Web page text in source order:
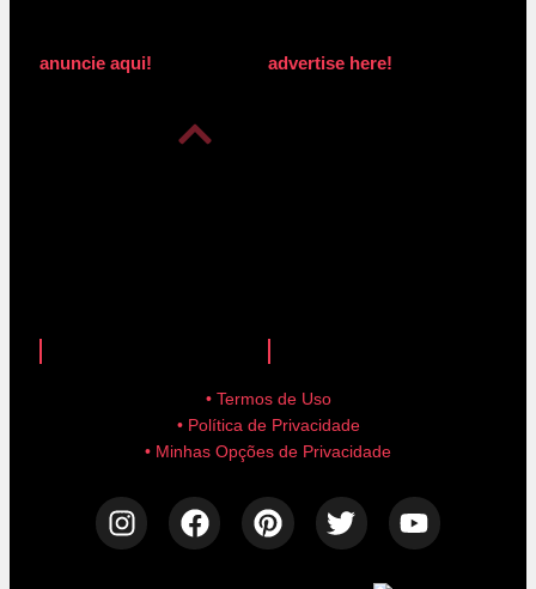
anuncie aqui! advertise here!
• Termos de Uso
• Política de Privacidade
• Minhas Opções de Privacidade